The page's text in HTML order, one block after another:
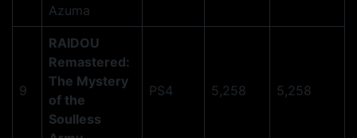
Azuma
9
RAIDOU
Remastered:
The Mystery
of the
Soulless
PS4 5,258 5,258